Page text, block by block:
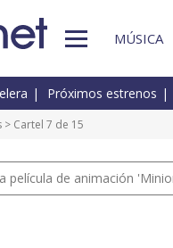
MÚSICA
Próximos estrenos
> Cartel 7 de 15
película de animación